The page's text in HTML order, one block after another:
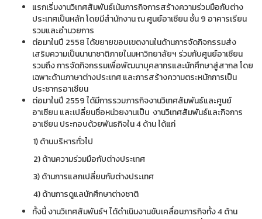
แรกเริ่มงานวิเทศสัมพันธ์เน้นภารกิจการสร้างความร่วมมือกับต่าง
ประเทศเป็นหลัก โดยมีสำนักงาน ณ ศูนย์อาเซียน ชั้น 9 อาคารเรียน
รวมและอำนวยการ
ต่อมาในปี 2558 ได้ขยายขอบเขตงานในด้านการจัดกิจกรรมส่ง
เสริมความเป็นนานาชาติภายในมหาวิทยาลัยฯ ร่วมกับศูนย์อาเซียน
รวมถึง การจัดกิจกรรมเพื่อพัฒนาบุคลากรและนักศึกษาสู่สากล โดย
เฉพาะด้านภาษาต่างประเทศ และการสร้างความตระหนักการเป็น
ประชากรอาเซียน
ต่อมาในปี 2559 ได้มีการรวมภารกิจงานวิเทศสัมพันธ์และศูนย์
อาเซียน และเปลี่ยนชื่อหน่วยงานเป็น งานวิเทศสัมพันธ์และกิจการ
อาเซียน ประกอบด้วยพันธกิจใน 4 ด้าน ได้แก่
1) ด้านบริหารทั่วไป
2) ด้านความร่วมมือกับต่างประเทศ
3) ด้านการแลกเปลี่ยนกับต่างประเทศ
4) ด้านการดูแลนักศึกษาต่างชาติ
ทั้งนี้ งานวิเทศสัมพันธ์ฯ ได้ดำเนินงานขับเคลื่อนภารกิจทั้ง 4 ด้าน